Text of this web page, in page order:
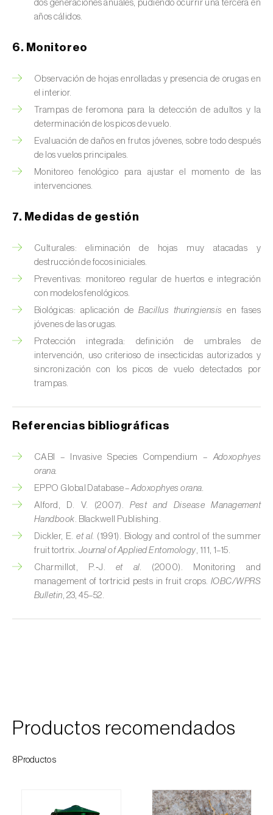
occidentalis
Chinche de los eucalyptus (
peregrinus)
Chinche del sur (Blissus insularis)
Chinche del tomate (Nesidiocoris tenuis)
Chinche europea de las semillas
Metopoplax ditomoides
Chinche harinosa de la vid (Planococcus
ficus)
Chinche marrón marmolada (
Chinche roja (Pyrrhocoris apterus
Chinche verde ( Nezara viridula
Cicadas (Jacobiasca lybica, Scaphoideus
titanus e Empoasca spp.
Cigarra espumosa (Philaenus spumarius)
Cochinilla de Comstock (
Cochinilla de los cítricos (Planococcus citri
Diaspidiotus) perniciosus
Cochinilla obscura (Pseudococcus viburni
Cochinilla roja de los cítricos (
aurantii)
Cogollero del maíz (Spodoptera frugiperda)
Cuerado (Agrotis saucia)
Culebrilla del corcho (
Drosófila de alas manchadas (Drosophila
dos generaciones anuales, pudiendo ocurrir una tercera en
años cálidos.
6. Monitoreo
Observación de hojas enrolladas y presencia de orugas en
el interior.
Trampas de feromona para la detección de adultos y la
determinación de los picos de vuelo.
Evaluación de daños en frutos jóvenes, sobre todo después
de los vuelos principales.
Monitoreo fenológico para ajustar el momento de las
intervenciones.
7. Medidas de gestión
Culturales: eliminación de hojas muy atacadas y
destrucción de focos iniciales.
Preventivas: monitoreo regular de huertos e integración
con modelos fenológicos.
Biológicas: aplicación deBacillus thuringiensis en fases
jóvenes de las orugas.
Protección integrada: definición de umbrales de
intervención, uso criterioso de insecticidas autorizados y
sincronización con los picos de vuelo detectados por
trampas.
Referencias bibliográficas
CABI – Invasive Species Compendium – Adoxophyes
orana.
EPPO Global Database –Adoxophyes orana.
Alford, D. V. (2007).Pest and Disease Management
Handbook . Blackwell Publishing.
Dickler, E.et al. (1991). Biology and control of the summer
fruit tortrix. Journal of Applied Entomology , 111, 1–15.
Charmillot, P.‑J.et al.
(2000). Monitoring and
management of tortricid pests in fruit crops. IOBC/WPRS
Bulletin , 23, 45–52.
Productos recomendados
8Productos